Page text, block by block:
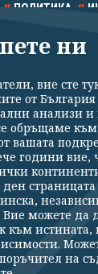
ПОЛИТИКА
Политика
е „Клуб Зебра
ни
вие сте
от България
анализи
обръщаме към
вашата
години вие,
ден
можете да
към истината,
на